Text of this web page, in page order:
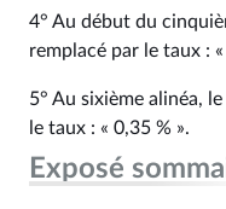
4° Au début du
remplacé par le taux : «
5° Au sixième alinéa,
le taux : « 0,35 % ».
Exposé